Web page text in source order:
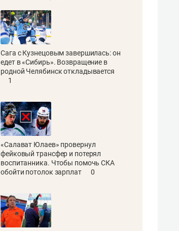
Сага с Кузнецовым завершилась: он
едет в «Сибирь». Возвращение в
родной Челябинск откладывается
1
«Салават Юлаев» провернул
фейковый трансфер и потерял
воспитанника. Чтобы помочь СКА
обойти потолок зарплат
0